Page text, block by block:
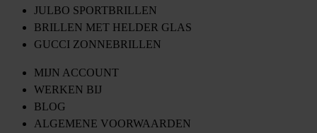
JULBO SPORTBRILLEN
BRILLEN MET HELDER GLAS
GUCCI ZONNEBRILLEN
MIJN ACCOUNT
WERKEN BIJ
BLOG
ALGEMENE VOORWAARDEN